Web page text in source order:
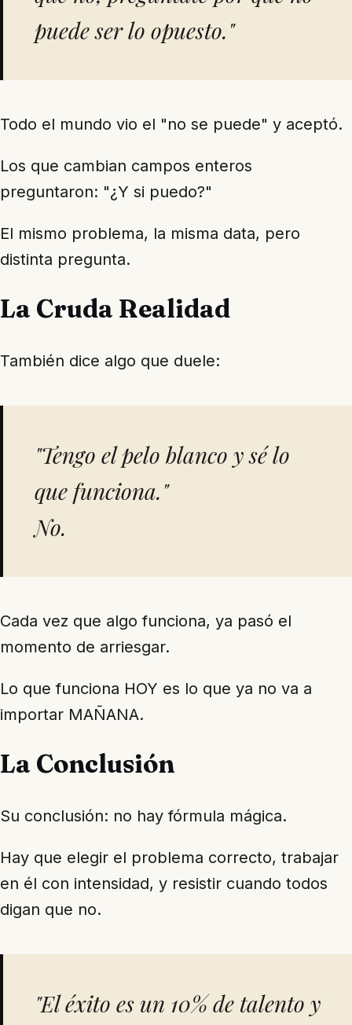
puede ser lo opuesto."
Todo el mundo vio el "no se puede" y aceptó.
Los que cambian campos enteros
preguntaron: "¿Y si puedo?"
El mismo problema, la misma data, pero
distinta pregunta.
La Cruda Realidad
También dice algo que duele:
"Tengo el pelo blanco y sé lo
que funciona."
No.
Cada vez que algo funciona, ya pasó el
momento de arriesgar.
Lo que funciona HOY es lo que ya no va a
importar MAÑANA.
La Conclusión
Su conclusión: no hay fórmula mágica.
Hay que elegir el problema correcto, trabajar
en él con intensidad, y resistir cuando todos
digan que no.
"El éxito es un 10% de talento y